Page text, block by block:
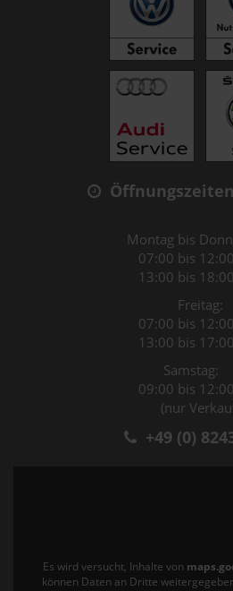
Montag bis
07:00 bis
13:00 bis
Freitag:
07:00 bis
13:00 bis
Samstag:
09:00 bis
(nur
+49 (0)
Es wird versucht, Inhalte von
können Daten an Dritte